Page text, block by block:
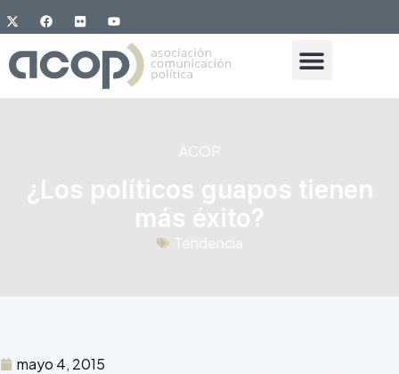
ACOP
¿Los políticos guapos tienen
más éxito?
Tendencia
mayo 4, 2015